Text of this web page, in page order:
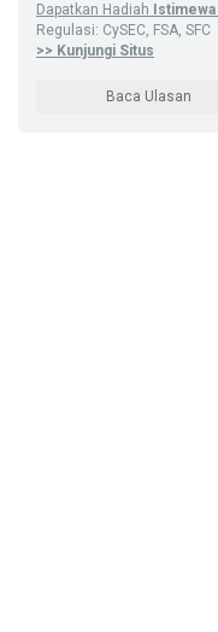
Dapatkan Hadiah
Istimewa
Regulasi: CySEC, FSA, SFC
>> Kunjungi Situs
Baca Ulasan